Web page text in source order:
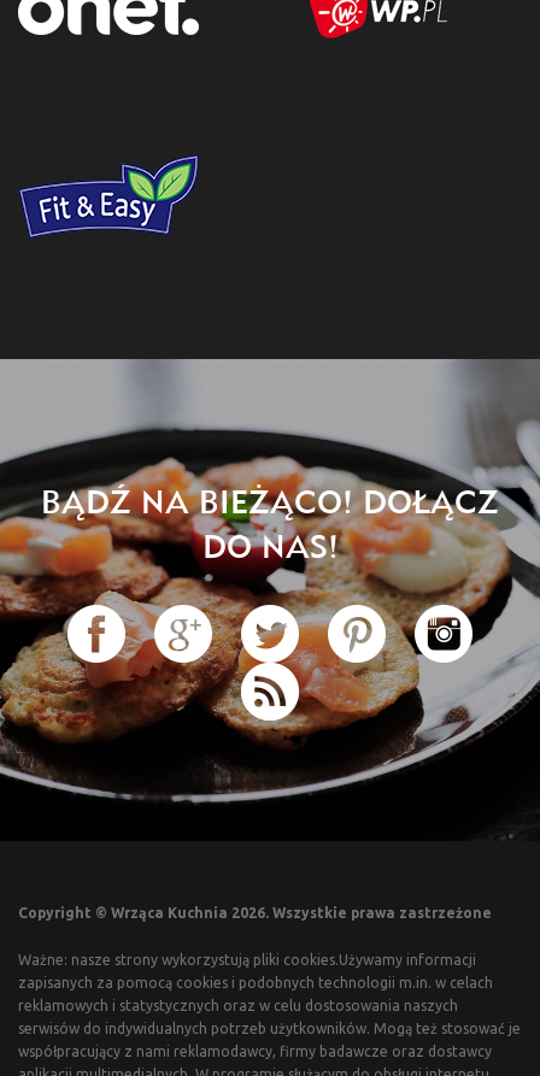
BĄDŹ NA BIEŻĄCO! DOŁĄCZ
DO NAS!
Copyright © Wrząca Kuchnia 2026. Wszystkie prawa zastrzeżone
Ważne: nasze strony wykorzystują pliki cookies.Używamy informacji
zapisanych za pomocą cookies i podobnych technologii m.in. w celach
reklamowych i statystycznych oraz w celu dostosowania naszych
serwisów do indywidualnych potrzeb użytkowników. Mogą też stosować je
współpracujący z nami reklamodawcy, firmy badawcze oraz dostawcy